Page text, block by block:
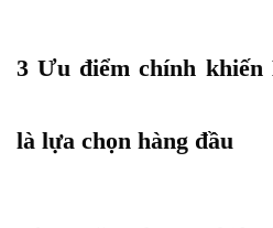
3 Ưu điểm chính khiến
là lựa chọn hàng đầu